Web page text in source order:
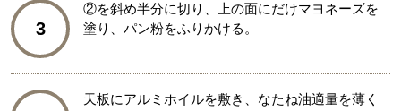
3
②を斜め半分に切り、上の面にだけマヨネーズを
塗り、パン粉をふりかける。
天板にアルミホイルを敷き、なたね油適量を薄く